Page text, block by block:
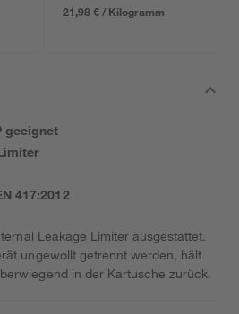
21,98 € / Kilogramm
geeignet
417:2012
Leakage Limiter ausgestattet.
ungewollt getrennt werden, hält
in der Kartusche zurück.